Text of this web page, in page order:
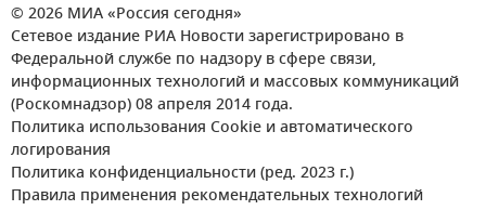
© 2026 МИА «Россия сегодня»
Сетевое издание РИА Новости зарегистрировано в
Федеральной службе по надзору в сфере связи,
информационных технологий и массовых коммуникаций
(Роскомнадзор) 08 апреля 2014 года.
Политика использования Cookie и автоматического
логирования
Политика конфиденциальности (ред. 2023 г.)
Правила применения рекомендательных технологий